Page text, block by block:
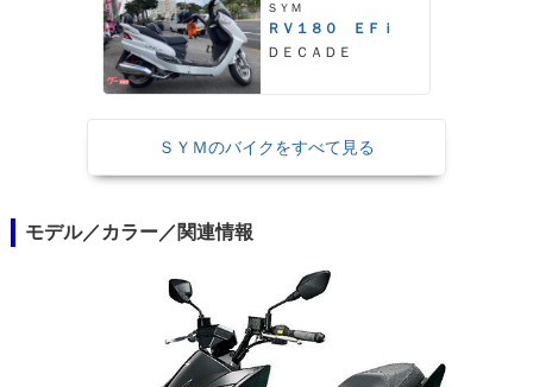
ＳＹＭ
ＲＶ１８０ ＥＦｉ
ＤＥＣＡＤＥ
ＳＹＭのバイクをすべて見る
モデル／カラー／関連情報